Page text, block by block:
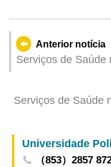
Anterior notícia
Serviços de Saúde
Serviços de Saúde
Universidade
（853）2857